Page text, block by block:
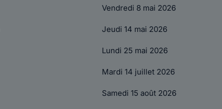
Vendredi 8 mai 2026
Jeudi 14 mai 2026
Lundi 25 mai 2026
Mardi 14 juillet 2026
Samedi 15 août 2026